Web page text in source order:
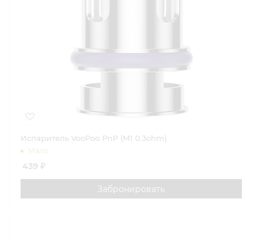
Испаритель VooPoo PnP (M1 0.3ohm)
Мало
439 ₽
Забронировать